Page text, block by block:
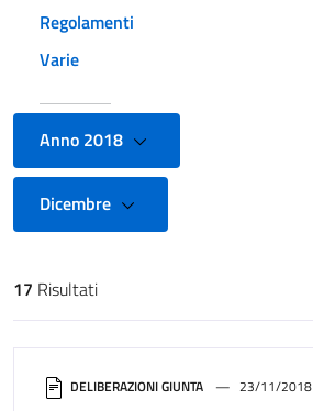
Regolamenti
Varie
Anno 2018
Dicembre
Risultati di ricerca
17 Risultati
DELIBERAZIONI GIUNTA 23/11/2018